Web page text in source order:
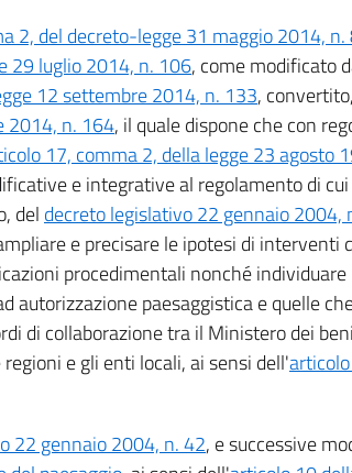
2, del decreto-legge 31 maggio 2014, n.
29 luglio 2014, n. 106, come modificato
12 settembre 2014, n. 133,
2014, n. 164, il quale dispone che con
17, comma 2, della legge 23 agosto
e integrative al regolamento di
del decreto legislativo 22 gennaio 2004,
e precisare le ipotesi di interventi
procedimentali nonché individuare
autorizzazione paesaggistica e quelle
di collaborazione tra il Ministero dei
e gli enti locali, ai sensi dell'
22 gennaio 2004, n. 42, e successive